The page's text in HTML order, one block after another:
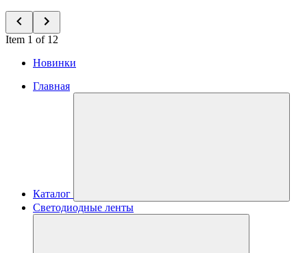
Item 1 of 12
Новинки
Главная
Каталог
Светодиодные ленты